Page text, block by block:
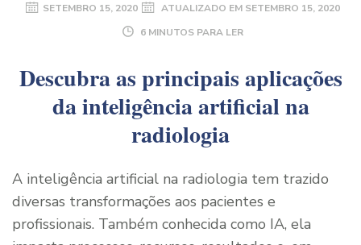
SETEMBRO 15, 2020 ATUALIZADO EM SETEMBRO 15, 2020
6 MINUTOS PARA LER
Descubra as principais aplicações
da inteligência artificial na
radiologia
A inteligência artificial na radiologia tem trazido
diversas transformações aos pacientes e
profissionais. Também conhecida como IA, ela